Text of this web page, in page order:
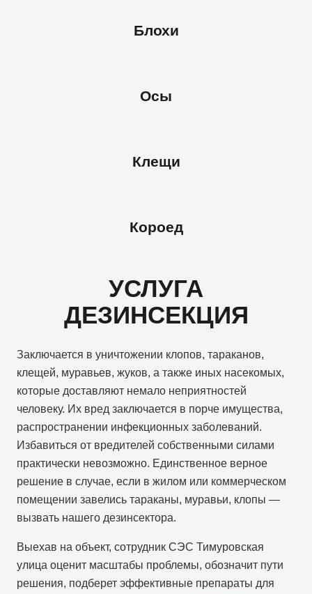
Блохи
Осы
Клещи
Короед
УСЛУГА
ДЕЗИНСЕКЦИЯ
Заключается в уничтожении клопов, тараканов,
клещей, муравьев, жуков, а также иных насекомых,
которые доставляют немало неприятностей
человеку. Их вред заключается в порче имущества,
распространении инфекционных заболеваний.
Избавиться от вредителей собственными силами
практически невозможно. Единственное верное
решение в случае, если в жилом или коммерческом
помещении завелись тараканы, муравьи, клопы —
вызвать нашего дезинсектора.
Выехав на объект, сотрудник СЭС Тимуровская
улица оценит масштабы проблемы, обозначит пути
решения, подберет эффективные препараты для